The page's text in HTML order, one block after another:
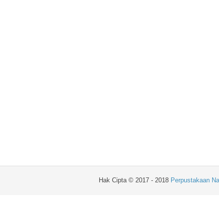
Hak Cipta © 2017 - 2018 Perpustakaan